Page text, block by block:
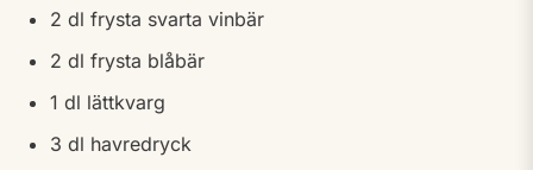
2 dl frysta svarta vinbär
2 dl frysta blåbär
1 dl lättkvarg
3 dl havredryck